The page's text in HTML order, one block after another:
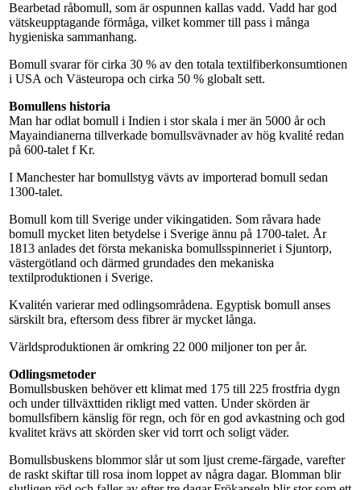
Bearbetad råbomull, som är ospunnen kallas vadd. Vadd har god
vätskeupptagande förmåga, vilket kommer till pass i många
hygieniska sammanhang.
Bomull svarar för cirka 30 % av den totala textilfiberkonsumtionen
i USA och Västeuropa och cirka 50 % globalt sett.
Bomullens historia
Man har odlat bomull i Indien i stor skala i mer än 5000 år och
Mayaindianerna tillverkade bomullsvävnader av hög kvalité redan
på 600-talet f Kr.
I Manchester har bomullstyg vävts av importerad bomull sedan
1300-talet.
Bomull kom till Sverige under vikingatiden. Som råvara hade
bomull mycket liten betydelse i Sverige ännu på 1700-talet. År
1813 anlades det första mekaniska bomullsspinneriet i Sjuntorp,
västergötland och därmed grundades den mekaniska
textilproduktionen i Sverige.
Kvalitén varierar med odlingsområdena. Egyptisk bomull anses
särskilt bra, eftersom dess fibrer är mycket långa.
Världsproduktionen är omkring 22 000 miljoner ton per år.
Odlingsmetoder
Bomullsbusken behöver ett klimat med 175 till 225 frostfria dygn
och under tillväxttiden rikligt med vatten. Under skörden är
bomullsfibern känslig för regn, och för en god avkastning och god
kvalitet krävs att skörden sker vid torrt och soligt väder.
Bomullsbuskens blommor slår ut som ljust creme-färgade, varefter
de raskt skiftar till rosa inom loppet av några dagar. Blomman blir